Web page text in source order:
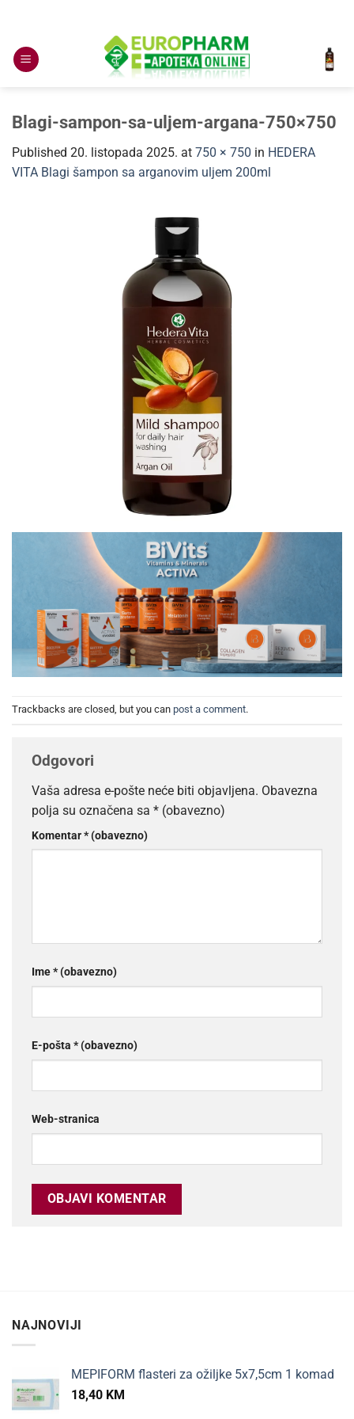
content
Blagi-sampon-sa-uljem-argana-750×750
Published 20. listopada 2025. at 750 × 750 in HEDERA
VITA Blagi šampon sa arganovim uljem 200ml
Trackbacks are closed, but you can post a comment.
Odgovori
Vaša adresa e-pošte neće biti objavljena. Obavezna
polja su označena sa * (obavezno)
Komentar* (obavezno)
Ime* (obavezno)
E-pošta * (obavezno)
Web-stranica
NAJNOVIJI
MEPIFORM flasteri za ožiljke 5x7,5cm 1 komad
18,40 KM